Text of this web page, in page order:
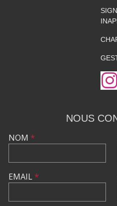
NOUS
NOM *
EMAIL*